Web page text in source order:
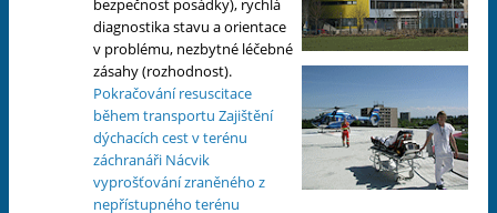
bezpečnost posádky), rychlá
diagnostika stavu a orientace
v problému, nezbytné léčebné
zásahy (rozhodnost).
Pokračování resuscitace
během transportu Zajištění
dýchacích cest v terénu
záchranáři Nácvik
vyprošťování zraněného z
nepřístupného terénu